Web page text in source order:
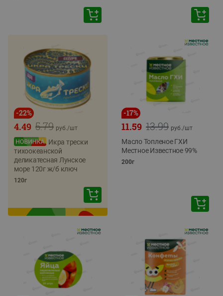
-22%
5.79
4.49 руб./шт
Икра трески
тихоокеанской
деликатесная Лунское
море 120г ж/б ключ
120г
-17%
13.99
11.59 руб./шт
Масло Топленое ГХИ
Местное Известное 99%
200г